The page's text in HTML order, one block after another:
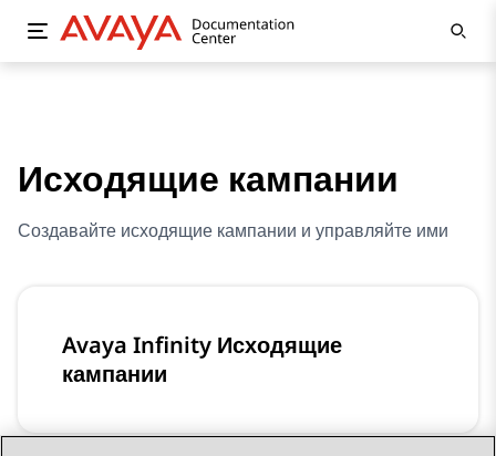
Исходящие кампании
Создавайте исходящие кампании и управляйте ими
Avaya Infinity Исходящие
кампании